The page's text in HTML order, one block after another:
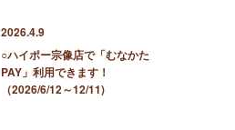
2026.4.9
○ハイポー宗像店で「むなかた
PAY」利用できます！
（2026/6/12～12/11)